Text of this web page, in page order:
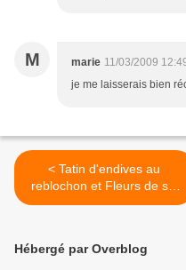
M marie 11/03/2009
je me laisserais bien
< Tatin d'endives au
reblochon et Fleurs de sel
Le Guérandais
Hébergé par Overblog